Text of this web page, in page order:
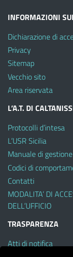
INFORMAZIONI
Dichiarazione di
Privacy
Sitemap
Vecchio sito
Area riservata
L’A.T. DI
Protocolli d’intesa
L’USR Sicilia
Manuale di
Codici di
Contatti
MODALITA’ DI
DELL’UFFICIO
TRASPARENZA
Atti di notifica